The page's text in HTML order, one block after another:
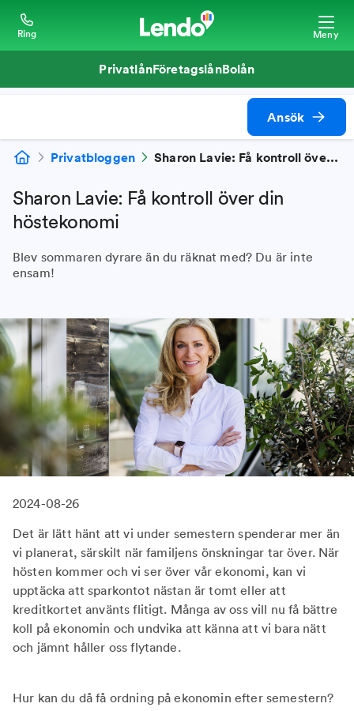
Ring Meny
PrivatlånFöretagslånBolån
Ansök
Privatbloggen Sharon Lavie: Få kontroll över din höstekonomi
Sharon Lavie: Få kontroll över din
höstekonomi
Blev sommaren dyrare än du räknat med? Du är inte
ensam!
2024-08-26
Det är lätt hänt att vi under semestern spenderar mer än
vi planerat, särskilt när familjens önskningar tar över. När
hösten kommer och vi ser över vår ekonomi, kan vi
upptäcka att sparkontot nästan är tomt eller att
kreditkortet använts flitigt. Många av oss vill nu få bättre
koll på ekonomin och undvika att känna att vi bara nätt
och jämnt håller oss flytande.
Hur kan du då få ordning på ekonomin efter semestern?